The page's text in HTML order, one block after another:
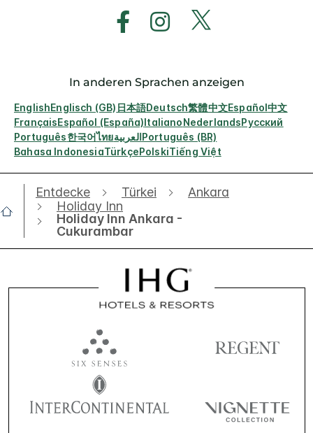
In anderen Sprachen anzeigen
EnglishEnglisch (GB) 日本語Deutsch繁體中文Español中文
FrançaisEspañol (España)ItalianoNederlandsРусский
Português한국어ไทยالعربيةPortuguês (BR)
Bahasa IndonesiaTürkçePolskiTiếng Việt
Entdecke Türkei
Ankara
Holiday Inn
Holiday Inn Ankara -
Cukurambar